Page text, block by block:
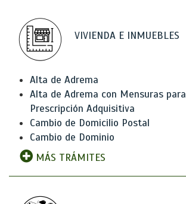
VIVIENDA E INMUEBLES
Alta de Adrema
Alta de Adrema con Mensuras para
Prescripción Adquisitiva
Cambio de Domicilio Postal
Cambio de Dominio
MÁS TRÁMITES